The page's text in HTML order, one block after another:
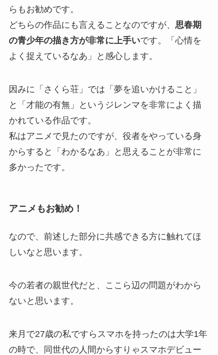
らもお勧めです。
どちらの作品にも言えることなのですが、 思春期
の青少年の描き方が非常に上手いです。「心情を
よく捉えているなあ」と感心します。
因みに「さくら荘」では「夢を追いかけること」
と「才能の有無」というジレンマを非常によく描
かれている作品です。
私はアニメで見たのですが、役者をやっている身
からすると「わかるなあ」と思えることが非常に
多かったです。
アニメもお勧め！
なので、前述した部分に共感できる方に触れてほ
しいなと思います。
今の若者の親世代だと、ここら辺の問題がわから
ないと思います。
来月で27歳の私ですらスマホを持ったのは大学1年
の時で、同世代の人間からすりゃスマホデビュー